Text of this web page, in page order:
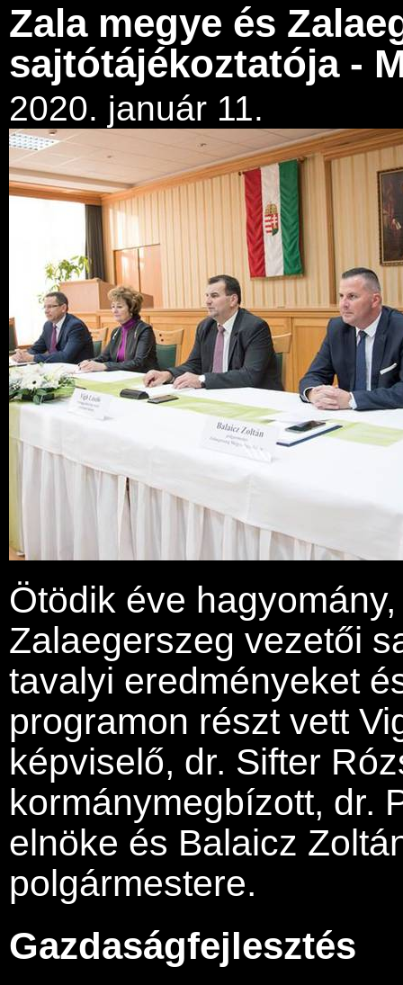
Zala megye és
sajtótájékoztatója -
2020. január 11.
Ötödik éve
Zalaegerszeg vezetői
tavalyi eredményeket
programon részt vett
képviselő, dr. Sifter
kormánymegbízott, dr.
elnöke és Balaicz
polgármestere.
Gazdaságfejlesztés